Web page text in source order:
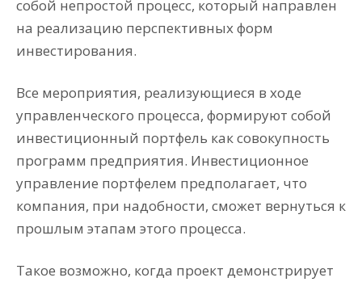
собой непростой процесс, который направлен
на реализацию перспективных форм
инвестирования.
Все мероприятия, реализующиеся в ходе
управленческого процесса, формируют собой
инвестиционный портфель как совокупность
программ предприятия. Инвестиционное
управление портфелем предполагает, что
компания, при надобности, сможет вернуться к
прошлым этапам этого процесса.
Такое возможно, когда проект демонстрирует